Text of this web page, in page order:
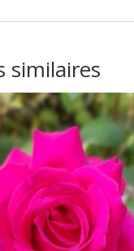
similaires